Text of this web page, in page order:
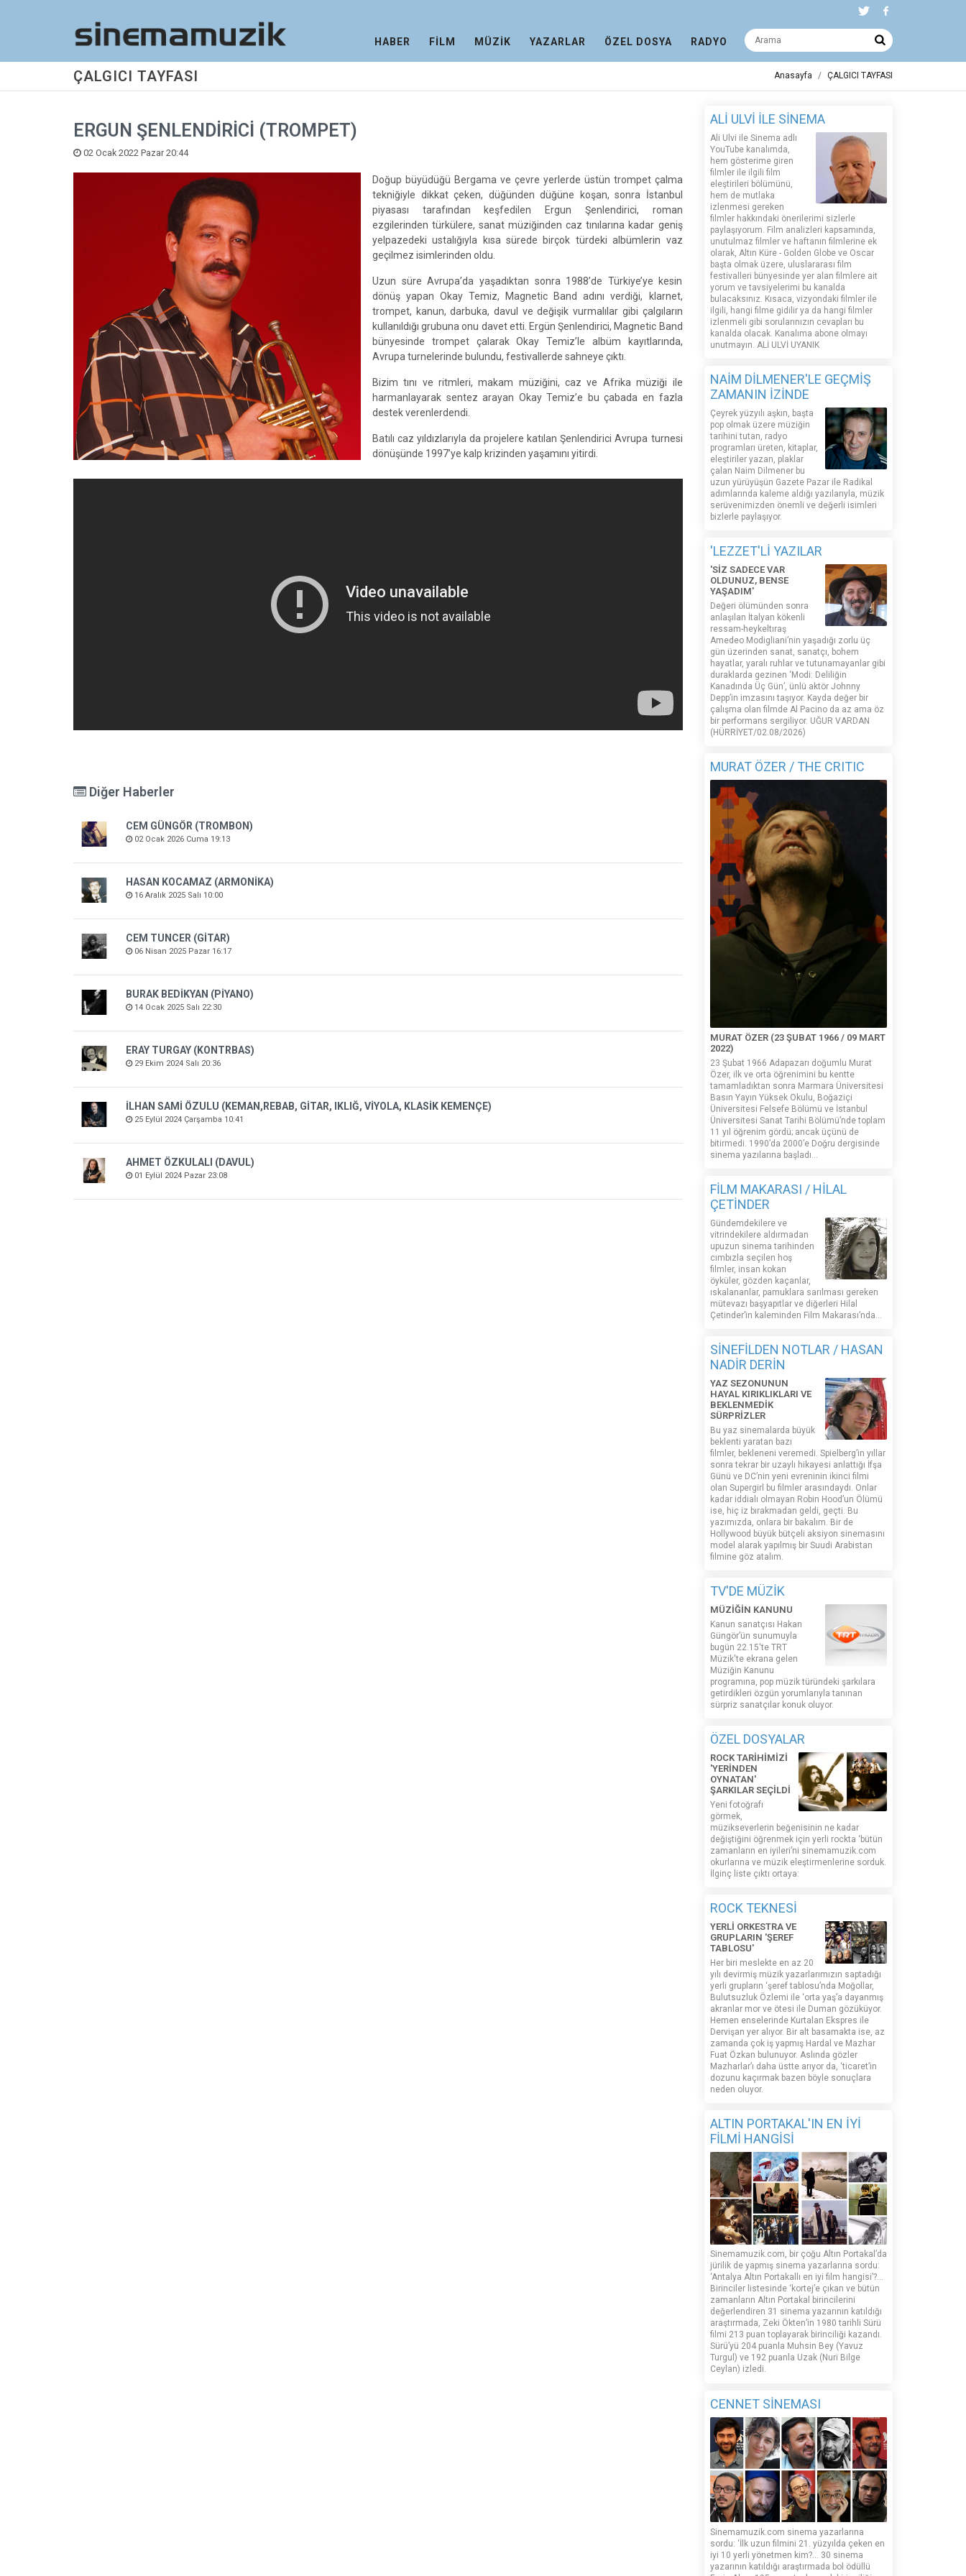
HABER FİLM MÜZİK YAZARLAR ÖZEL DOSYA RADYO
ÇALGICI TAYFASI Anasayfa ÇALGICI TAYFASI
ERGUN ŞENLENDİRİCİ (TROMPET)
02 Ocak 2022 Pazar 20:44
Doğup büyüdüğü Bergama ve çevre yerlerde üstün trompet çalma
tekniğiyle dikkat çeken, düğünden düğüne koşan, sonra İstanbul
piyasası tarafından keşfedilen Ergun Şenlendirici, roman
ezgilerinden türkülere, sanat müziğinden caz tınılarına kadar geniş
yelpazedeki ustalığıyla kısa sürede birçok türdeki albümlerin vaz
geçilmez isimlerinden oldu.
Uzun süre Avrupa’da yaşadıktan sonra 1988’de Türkiye’ye kesin
dönüş yapan Okay Temiz, Magnetic Band adını verdiği, klarnet,
trompet, kanun, darbuka, davul ve değişik vurmalılar gibi çalgıların
kullanıldığı grubuna onu davet etti. Ergün Şenlendirici, Magnetic Band
bünyesinde trompet çalarak Okay Temiz’le albüm kayıtlarında,
Avrupa turnelerinde bulundu, festivallerde sahneye çıktı.
Bizim tını ve ritmleri, makam müziğini, caz ve Afrika müziği ile
harmanlayarak sentez arayan Okay Temiz’e bu çabada en fazla
destek verenlerdendi.
Batılı caz yıldızlarıyla da projelere katılan Şenlendirici Avrupa turnesi
dönüşünde 1997’ye kalp krizinden yaşamını yitirdi.
Diğer Haberler
CEM GÜNGÖR (TROMBON)
02 Ocak 2026 Cuma 19:13
HASAN KOCAMAZ (ARMONİKA)
16 Aralık 2025 Salı 10:00
CEM TUNCER (GİTAR)
06 Nisan 2025 Pazar 16:17
BURAK BEDİKYAN (PİYANO)
14 Ocak 2025 Salı 22:30
ERAY TURGAY (KONTRBAS)
29 Ekim 2024 Salı 20:36
İLHAN SAMİ ÖZULU (KEMAN,REBAB, GİTAR, IKLIĞ, VİYOLA, KLASİK KEMENÇE)
25 Eylül 2024 Çarşamba 10:41
AHMET ÖZKULALI (DAVUL)
01 Eylül 2024 Pazar 23:08
ALİ ULVİ İLE SİNEMA
Ali Ulvi ile Sinema adlı
YouTube kanalımda,
hem gösterime giren
filmler ile ilgili film
eleştirileri bölümünü,
hem de mutlaka
izlenmesi gereken
filmler hakkındaki önerilerimi sizlerle
paylaşıyorum. Film analizleri kapsamında,
unutulmaz filmler ve haftanın filmlerine ek
olarak, Altın Küre - Golden Globe ve Oscar
başta olmak üzere, uluslararası film
festivalleri bünyesinde yer alan filmlere ait
yorum ve tavsiyelerimi bu kanalda
bulacaksınız. Kısaca, vizyondaki filmler ile
ilgili, hangi filme gidilir ya da hangi filmler
izlenmeli gibi sorularınızın cevapları bu
kanalda olacak. Kanalıma abone olmayı
unutmayın. ALİ ULVİ UYANIK
NAİM DİLMENER'LE GEÇMİŞ
ZAMANIN İZİNDE
Çeyrek yüzyılı aşkın, başta
pop olmak üzere müziğin
tarihini tutan, radyo
programları üreten, kitaplar,
eleştiriler yazan, plaklar
çalan Naim Dilmener bu
uzun yürüyüşün Gazete Pazar ile Radikal
adımlarında kaleme aldığı yazılarıyla, müzik
serüvenimizden önemli ve değerli isimleri
bizlerle paylaşıyor.
'LEZZET'Lİ YAZILAR
'SİZ SADECE VAR
OLDUNUZ, BENSE
YAŞADIM'
Değeri ölümünden sonra
anlaşılan İtalyan kökenli
ressam-heykeltıraş
Amedeo Modigliani’nin yaşadığı zorlu üç
gün üzerinden sanat, sanatçı, bohem
hayatlar, yaralı ruhlar ve tutunamayanlar gibi
duraklarda gezinen ‘Modi: Deliliğin
Kanadında Üç Gün’, ünlü aktör Johnny
Depp’in imzasını taşıyor. Kayda değer bir
çalışma olan filmde Al Pacino da az ama öz
bir performans sergiliyor. UĞUR VARDAN
(HÜRRİYET/02.08/2026)
MURAT ÖZER / THE CRITIC
MURAT ÖZER (23 ŞUBAT 1966 / 09 MART
2022)
23 Şubat 1966 Adapazarı doğumlu Murat
Özer, ilk ve orta öğrenimini bu kentte
tamamladıktan sonra Marmara Üniversitesi
Basın Yayın Yüksek Okulu, Boğaziçi
Üniversitesi Felsefe Bölümü ve İstanbul
Üniversitesi Sanat Tarihi Bölümü’nde toplam
11 yıl öğrenim gördü; ancak üçünü de
bitirmedi. 1990’da 2000’e Doğru dergisinde
sinema yazılarına başladı...
FİLM MAKARASI / HİLAL
ÇETİNDER
Gündemdekilere ve
vitrindekilere aldırmadan
upuzun sinema tarihinden
cımbızla seçilen hoş
filmler, insan kokan
öyküler, gözden kaçanlar,
ıskalananlar, pamuklara sarılması gereken
mütevazı başyapıtlar ve diğerleri Hilal
Çetinder’in kaleminden Film Makarası’nda…
SİNEFİLDEN NOTLAR / HASAN
NADİR DERİN
YAZ SEZONUNUN
HAYAL KIRIKLIKLARI VE
BEKLENMEDİK
SÜRPRİZLER
Bu yaz sinemalarda büyük
beklenti yaratan bazı
filmler, bekleneni veremedi. Spielberg’in yıllar
sonra tekrar bir uzaylı hikayesi anlattığı İfşa
Günü ve DC’nin yeni evreninin ikinci filmi
olan Supergirl bu filmler arasındaydı. Onlar
kadar iddialı olmayan Robin Hood’un Ölümü
ise, hiç iz bırakmadan geldi, geçti. Bu
yazımızda, onlara bir bakalım. Bir de
Hollywood büyük bütçeli aksiyon sinemasını
model alarak yapılmış bir Suudi Arabistan
filmine göz atalım.
TV'DE MÜZİK
MÜZİĞİN KANUNU
Kanun sanatçısı Hakan
Güngör’ün sunumuyla
bugün 22.15'te TRT
Müzik'te ekrana gelen
Müziğin Kanunu
programına, pop müzik türündeki şarkılara
getirdikleri özgün yorumlarıyla tanınan
sürpriz sanatçılar konuk oluyor.
ÖZEL DOSYALAR
ROCK TARİHİMİZİ
'YERİNDEN
OYNATAN'
ŞARKILAR SEÇİLDİ
Yeni fotoğrafı
görmek,
müzikseverlerin beğenisinin ne kadar
değiştiğini öğrenmek için yerli rockta ‘bütün
zamanların en iyileri’ni sinemamuzik.com
okurlarına ve müzik eleştirmenlerine sorduk.
İlginç liste çıktı ortaya:
ROCK TEKNESİ
YERLİ ORKESTRA VE
GRUPLARIN 'ŞEREF
TABLOSU'
Her biri meslekte en az 20
yılı devirmiş müzik yazarlarımızın saptadığı
yerli grupların ‘şeref tablosu’nda Moğollar,
Bulutsuzluk Özlemi ile ‘orta yaş’a dayanmış
akranlar mor ve ötesi ile Duman gözüküyor.
Hemen enselerinde Kurtalan Ekspres ile
Dervişan yer alıyor. Bir alt basamakta ise, az
zamanda çok iş yapmış Hardal ve Mazhar
Fuat Özkan bulunuyor. Aslında gözler
Mazharlar’ı daha üstte arıyor da, ‘ticaret’in
dozunu kaçırmak bazen böyle sonuçlara
neden oluyor.
ALTIN PORTAKAL'IN EN İYİ
FİLMİ HANGİSİ
Sinemamuzik.com, bir çoğu Altın Portakal’da
jürilik de yapmış sinema yazarlarına sordu:
‘Antalya Altın Portakallı en iyi film hangisi’?...
Birinciler listesinde ‘kortej’e çıkan ve bütün
zamanların Altın Portakal birincilerini
değerlendiren 31 sinema yazarının katıldığı
araştırmada, Zeki Ökten’in 1980 tarihli Sürü
filmi 213 puan toplayarak birinciliği kazandı.
Sürü’yü 204 puanla Muhsin Bey (Yavuz
Turgul) ve 192 puanla Uzak (Nuri Bilge
Ceylan) izledi.
CENNET SİNEMASI
Sinemamuzik.com sinema yazarlarına
sordu: ‘İlk uzun filmini 21. yüzyılda çeken en
iyi 10 yerli yönetmen kim?... 30 sinema
yazarının katıldığı araştırmada bol ödüllü